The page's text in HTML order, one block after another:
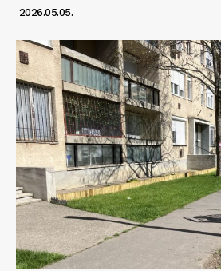
2026.05.05.